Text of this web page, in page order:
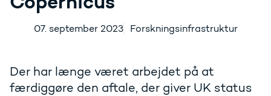
07. september 2023 Forskningsinfrastruktur
Der har længe været arbejdet på at
færdiggøre den aftale, der giver UK status